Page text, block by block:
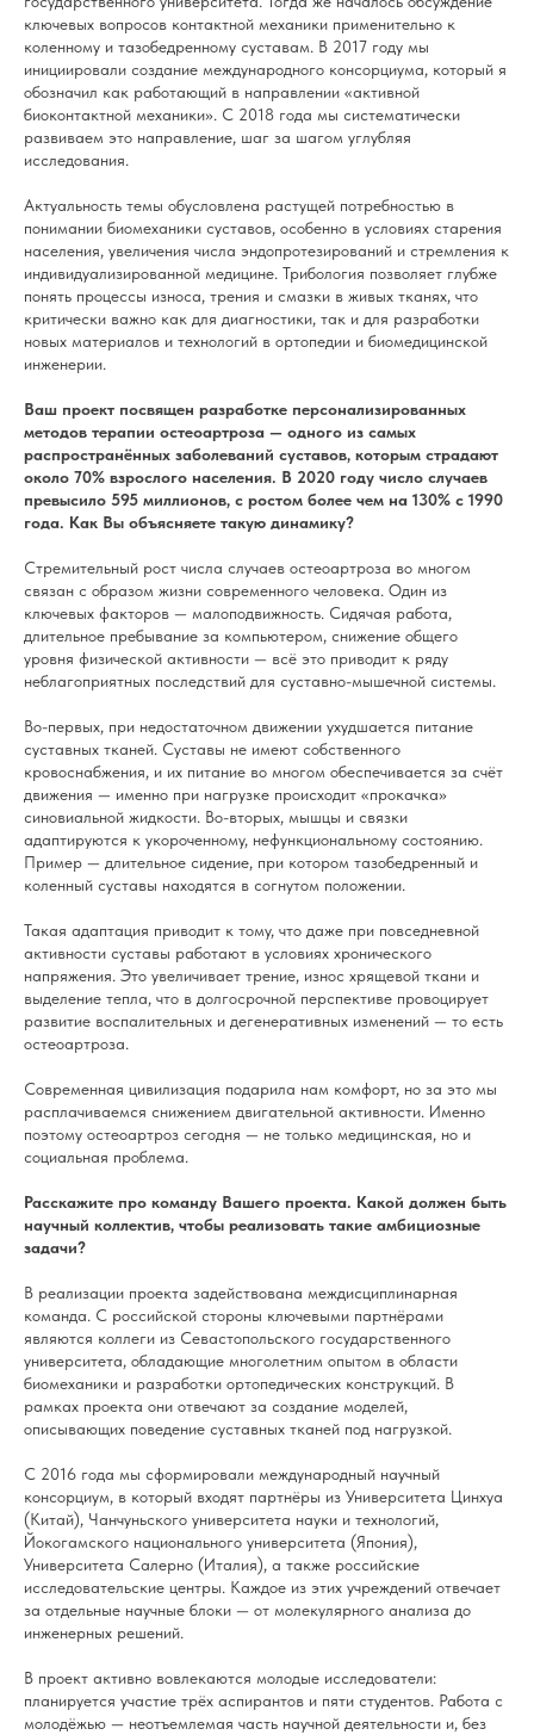
ключевых вопросов контактной механики применительно к
коленному и тазобедренному суставам. В 2017 году мы
инициировали создание международного консорциума, который я
обозначил как работающий в направлении «активной
биоконтактной механики». С 2018 года мы систематически
развиваем это направление, шаг за шагом углубляя
исследования.
Актуальность темы обусловлена растущей потребностью в
понимании биомеханики суставов, особенно в условиях старения
населения, увеличения числа эндопротезирований и стремления к
индивидуализированной медицине. Трибология позволяет глубже
понять процессы износа, трения и смазки в живых тканях, что
критически важно как для диагностики, так и для разработки
новых материалов и технологий в ортопедии и биомедицинской
инженерии.
Ваш проект посвящен разработке персонализированных
методов терапии остеоартроза — одного из самых
распространённых заболеваний суставов, которым страдают
около 70% взрослого населения. В 2020 году число случаев
превысило 595 миллионов, с ростом более чем на 130% с 1990
года. Как Вы объясняете такую динамику?
Стремительный рост числа случаев остеоартроза во многом
связан с образом жизни современного человека. Один из
ключевых факторов — малоподвижность. Сидячая работа,
длительное пребывание за компьютером, снижение общего
уровня физической активности — всё это приводит к ряду
неблагоприятных последствий для суставно-мышечной системы.
Во-первых, при недостаточном движении ухудшается питание
суставных тканей. Суставы не имеют собственного
кровоснабжения, и их питание во многом обеспечивается за счёт
движения — именно при нагрузке происходит «прокачка»
синовиальной жидкости. Во-вторых, мышцы и связки
адаптируются к укороченному, нефункциональному состоянию.
Пример — длительное сидение, при котором тазобедренный и
коленный суставы находятся в согнутом положении.
Такая адаптация приводит к тому, что даже при повседневной
активности суставы работают в условиях хронического
напряжения. Это увеличивает трение, износ хрящевой ткани и
выделение тепла, что в долгосрочной перспективе провоцирует
развитие воспалительных и дегенеративных изменений — то есть
остеоартроза.
Современная цивилизация подарила нам комфорт, но за это мы
расплачиваемся снижением двигательной активности. Именно
поэтому остеоартроз сегодня — не только медицинская, но и
социальная проблема.
Расскажите про команду Вашего проекта. Какой должен быть
научный коллектив, чтобы реализовать такие амбициозные
задачи?
В реализации проекта задействована междисциплинарная
команда. С российской стороны ключевыми партнёрами
являются коллеги из Севастопольского государственного
университета, обладающие многолетним опытом в области
биомеханики и разработки ортопедических конструкций. В
рамках проекта они отвечают за создание моделей,
описывающих поведение суставных тканей под нагрузкой.
С 2016 года мы сформировали международный научный
консорциум, в который входят партнёры из Университета Цинхуа
(Китай), Чанчуньского университета науки и технологий,
Йокогамского национального университета (Япония),
Университета Салерно (Италия), а также российские
исследовательские центры. Каждое из этих учреждений отвечает
за отдельные научные блоки — от молекулярного анализа до
инженерных решений.
В проект активно вовлекаются молодые исследователи:
планируется участие трёх аспирантов и пяти студентов. Работа с
молодёжью — неотъемлемая часть научной деятельности и, без